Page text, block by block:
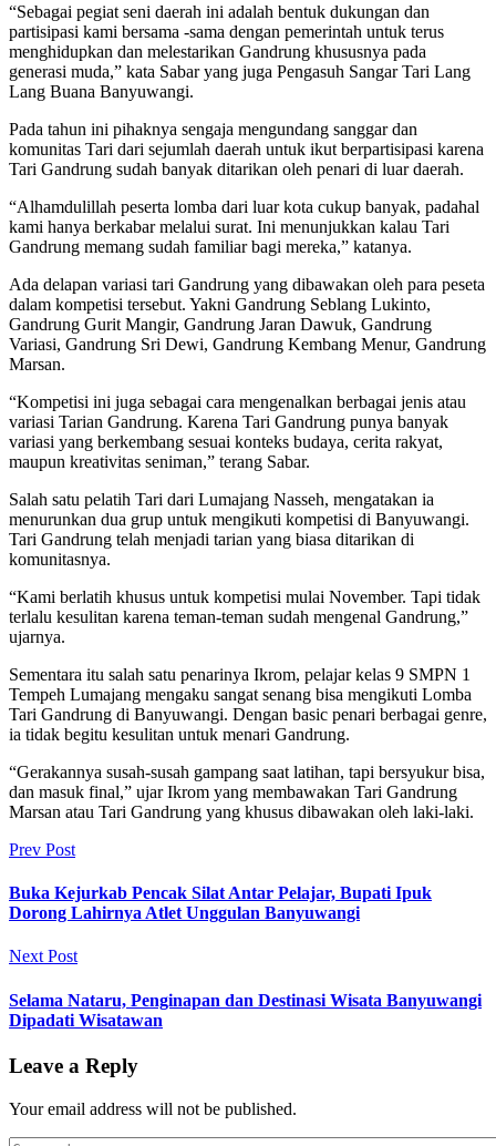
“Sebagai pegiat seni daerah ini adalah bentuk dukungan dan
partisipasi kami bersama -sama dengan pemerintah untuk terus
menghidupkan dan melestarikan Gandrung khususnya pada
generasi muda,” kata Sabar yang juga Pengasuh Sangar Tari Lang
Lang Buana Banyuwangi.
Pada tahun ini pihaknya sengaja mengundang sanggar dan
komunitas Tari dari sejumlah daerah untuk ikut berpartisipasi karena
Tari Gandrung sudah banyak ditarikan oleh penari di luar daerah.
“Alhamdulillah peserta lomba dari luar kota cukup banyak, padahal
kami hanya berkabar melalui surat. Ini menunjukkan kalau Tari
Gandrung memang sudah familiar bagi mereka,” katanya.
Ada delapan variasi tari Gandrung yang dibawakan oleh para peseta
dalam kompetisi tersebut. Yakni Gandrung Seblang Lukinto,
Gandrung Gurit Mangir, Gandrung Jaran Dawuk, Gandrung
Variasi, Gandrung Sri Dewi, Gandrung Kembang Menur, Gandrung
Marsan.
“Kompetisi ini juga sebagai cara mengenalkan berbagai jenis atau
variasi Tarian Gandrung. Karena Tari Gandrung punya banyak
variasi yang berkembang sesuai konteks budaya, cerita rakyat,
maupun kreativitas seniman,” terang Sabar.
Salah satu pelatih Tari dari Lumajang Nasseh, mengatakan ia
menurunkan dua grup untuk mengikuti kompetisi di Banyuwangi.
Tari Gandrung telah menjadi tarian yang biasa ditarikan di
komunitasnya.
“Kami berlatih khusus untuk kompetisi mulai November. Tapi tidak
terlalu kesulitan karena teman-teman sudah mengenal Gandrung,”
ujarnya.
Sementara itu salah satu penarinya Ikrom, pelajar kelas 9 SMPN 1
Tempeh Lumajang mengaku sangat senang bisa mengikuti Lomba
Tari Gandrung di Banyuwangi. Dengan basic penari berbagai genre,
ia tidak begitu kesulitan untuk menari Gandrung.
“Gerakannya susah-susah gampang saat latihan, tapi bersyukur bisa,
dan masuk final,” ujar Ikrom yang membawakan Tari Gandrung
Marsan atau Tari Gandrung yang khusus dibawakan oleh laki-laki.
Prev Post
Buka Kejurkab Pencak Silat Antar Pelajar, Bupati Ipuk
Dorong Lahirnya Atlet Unggulan Banyuwangi
Next Post
Selama Nataru, Penginapan dan Destinasi Wisata Banyuwangi
Dipadati Wisatawan
Leave a Reply
Your email address will not be published.